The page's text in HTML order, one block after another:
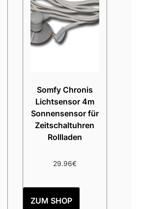
Somfy Chronis
Lichtsensor 4m
Sonnensensor für
Zeitschaltuhren
Rollladen
29.96€
ZUM SHOP